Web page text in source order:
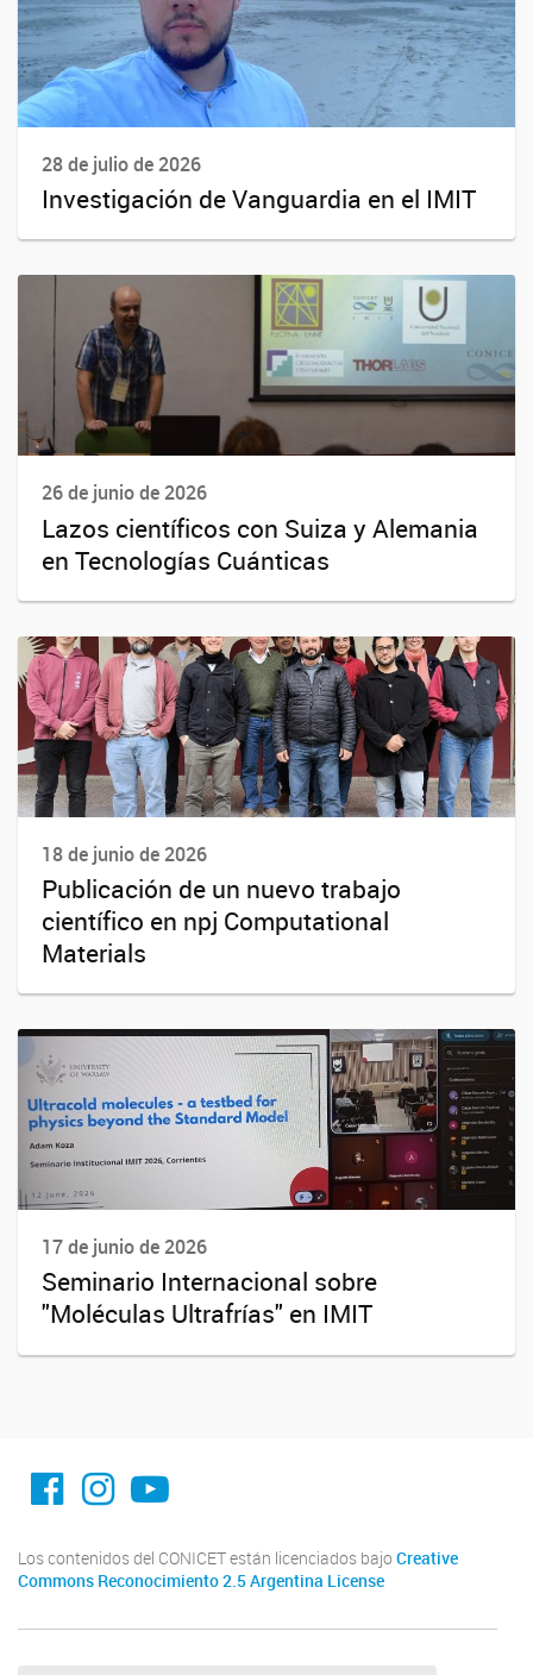
28 de julio de 2026
Investigación de Vanguardia en el IMIT
26 de junio de 2026
Lazos científicos con Suiza y Alemania
en Tecnologías Cuánticas
18 de junio de 2026
Publicación de un nuevo trabajo
científico en npj Computational
Materials
17 de junio de 2026
Seminario Internacional sobre
"Moléculas Ultrafrías" en IMIT
facebook imit.conicet
imit.conicet
Youtube
Los contenidos del CONICET están licenciados bajo Creative
Commons Reconocimiento 2.5 Argentina License